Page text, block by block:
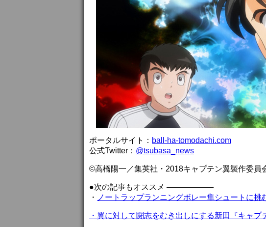
ポータルサイト： ball-ha-tomodachi.com
公式Twitter： @tsubasa_news
©高橋陽一／集英社・2018キャプテン翼製作委
●次の記事もオススメ ——————
・ ノートラップランニングボレー隼シュートに
・ 翼に対して闘志をむき出しにする新田『キャプ